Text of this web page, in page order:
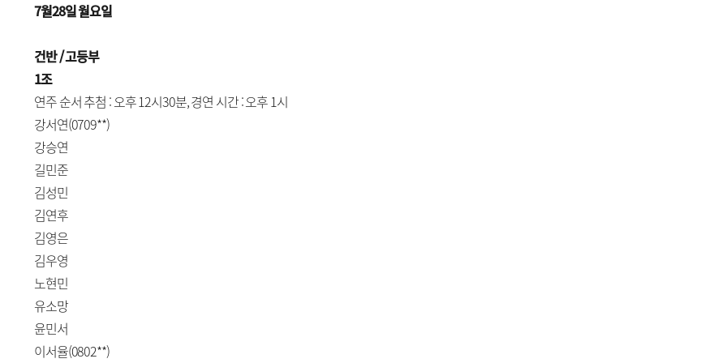
7월28일 월요일
건반 / 고등부
1조
연주 순서 추첨 : 오후 12시30분, 경연 시간 : 오후 1시
강서연(0709**)
강승연
길민준
김성민
김연후
김영은
김우영
노현민
유소망
윤민서
이서율(0802**)